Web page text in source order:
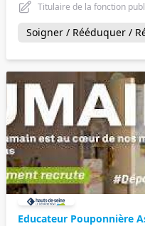
Titulaire de la fonction
Soigner / Rééduquer /
Educateur Pouponnière